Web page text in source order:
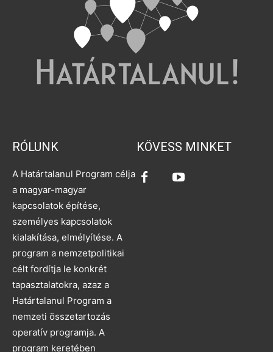
RÓLUNK
A Határtalanul Program célja
a magyar-magyar
kapcsolatok építése,
személyes kapcsolatok
kialakítása, elmélyítése. A
program a nemzetpolitikai
célt fordítja le konkrét
tapasztalatokra, azaz a
Határtalanul Program a
nemzeti összetartozás
operatív programja. A
program keretében
KÖVESS MINKET